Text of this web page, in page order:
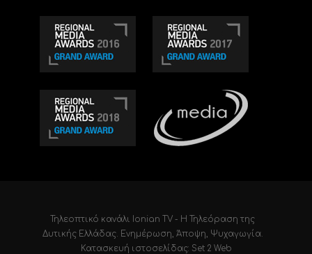
Τηλεοπτικό κανάλι Ionian TV - Η Τηλεόραση της
Δυτικής Ελλάδας. Ενημέρωση, Άποψη, Ψυχαγωγία.
Κατασκευή ιστοσελίδας: Set 2 Web